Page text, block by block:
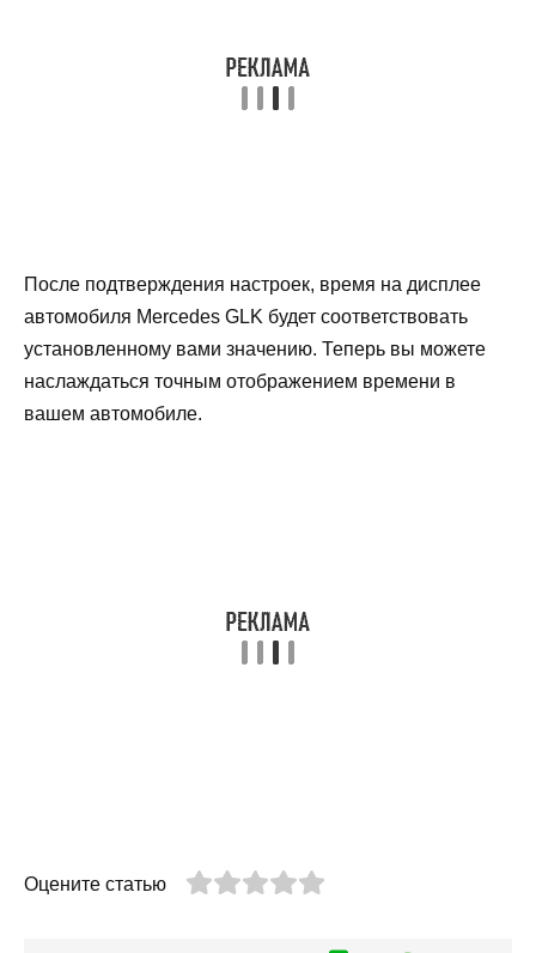
После подтверждения настроек, время на дисплее
автомобиля Mercedes GLK будет соответствовать
установленному вами значению. Теперь вы можете
наслаждаться точным отображением времени в
вашем автомобиле.
Оцените статью